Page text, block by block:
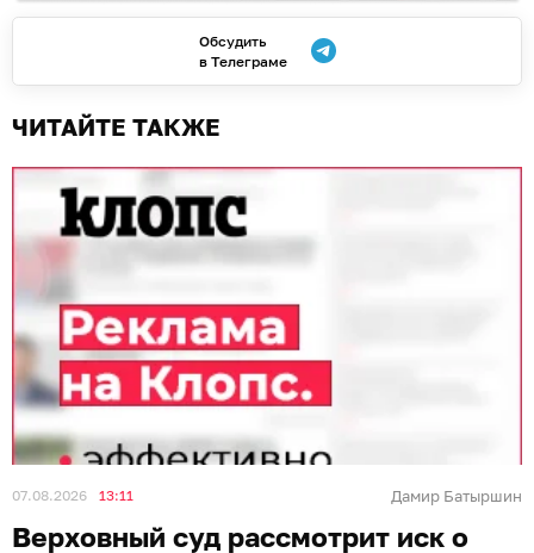
Обсудить
в Телеграме
ЧИТАЙТЕ ТАКЖЕ
07.08.2026 13:11 Дамир Батыршин
Верховный суд рассмотрит иск о